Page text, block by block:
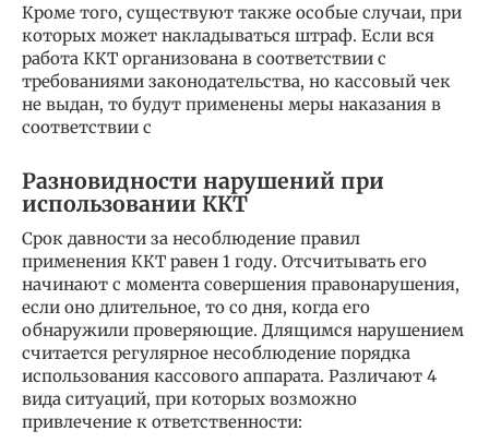
Кроме того, существуют также особые случаи, при
которых может накладываться штраф. Если вся
работа ККТ организована в соответствии с
требованиями законодательства, но кассовый чек
не выдан, то будут применены меры наказания в
соответствии с
Разновидности нарушений при
использовании ККТ
Срок давности за несоблюдение правил
применения ККТ равен 1 году. Отсчитывать его
начинают с момента совершения правонарушения,
если оно длительное, то со дня, когда его
обнаружили проверяющие. Длящимся нарушением
считается регулярное несоблюдение порядка
использования кассового аппарата. Различают 4
вида ситуаций, при которых возможно
привлечение к ответственности: